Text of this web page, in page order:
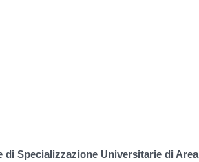
Specializzazione Universitarie di Area